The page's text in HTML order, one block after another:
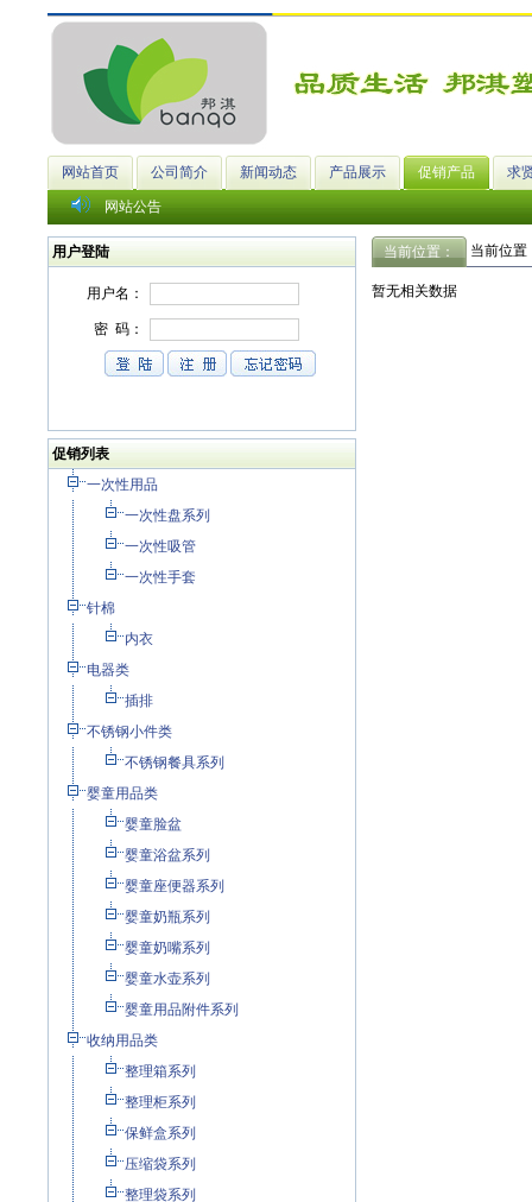
网站首页 公司简介 新闻动态 产品展示 促销产品 求
网站公告
用户登陆
促销列表
一次性用品
一次性盘系列
一次性吸管
一次性手套
针棉
内衣
电器类
插排
不锈钢小件类
不锈钢餐具系列
婴童用品类
婴童脸盆
婴童浴盆系列
婴童座便器系列
婴童奶瓶系列
婴童奶嘴系列
婴童水壶系列
婴童用品附件系列
收纳用品类
整理箱系列
整理柜系列
保鲜盒系列
压缩袋系列
整理袋系列
当前位置： 当前位置
暂无相关数据